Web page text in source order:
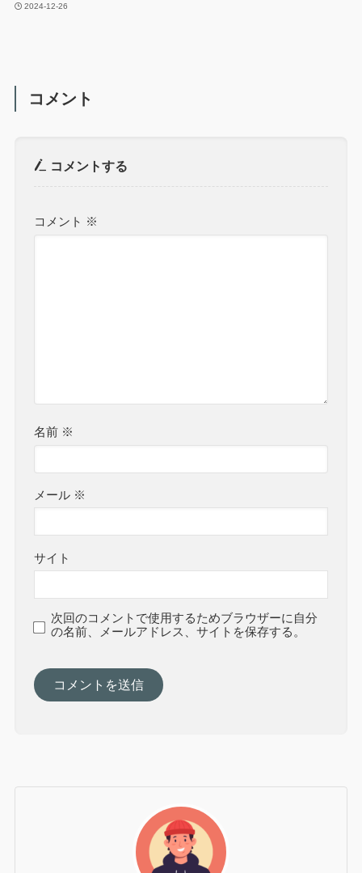
2024-12-26
コメント
コメントする
コメント ※
名前 ※
メール ※
サイト
次回のコメントで使用するためブラウザーに自分
の名前、メールアドレス、サイトを保存する。